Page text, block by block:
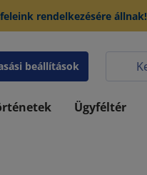
rendelkezésére állnak!
beállítások
Ügyféltér